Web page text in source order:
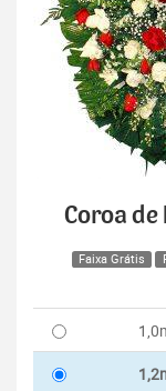
Coroa de
Faixa Grátis